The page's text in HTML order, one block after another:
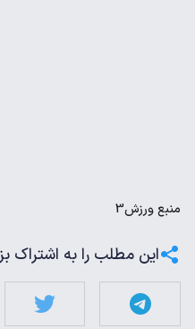
منبعورزش3
این مطلب را به اشتراک